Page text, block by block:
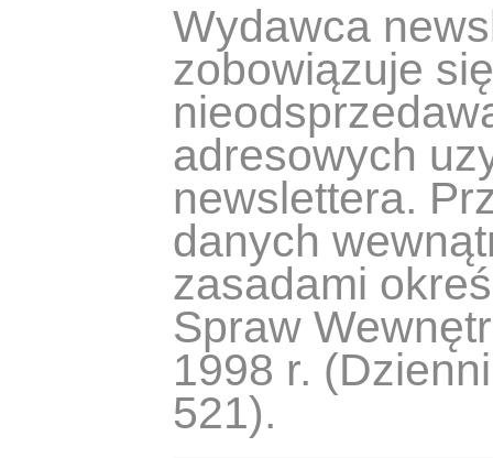
Wydawca
zobowiązuje
adresowych
newslettera.
danych
zasadami
Spraw
1998 r.
521).